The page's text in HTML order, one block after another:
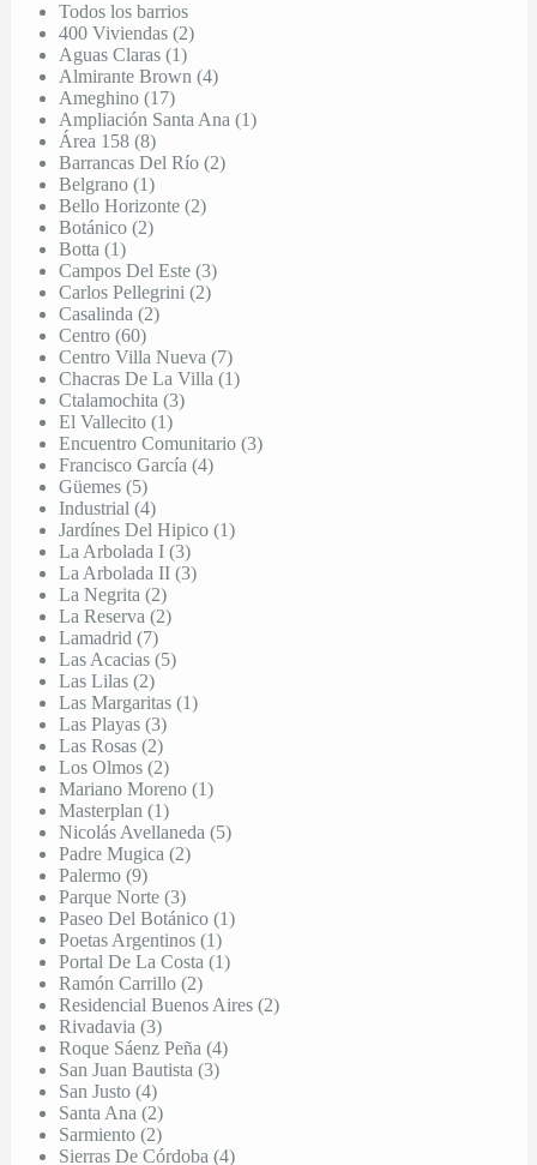
Todos los barrios
400 Viviendas (2)
Aguas Claras (1)
Almirante Brown (4)
Ameghino (17)
Ampliación Santa Ana (1)
Área 158 (8)
Barrancas Del Río (2)
Belgrano (1)
Bello Horizonte (2)
Botánico (2)
Botta (1)
Campos Del Este (3)
Carlos Pellegrini (2)
Casalinda (2)
Centro (60)
Centro Villa Nueva (7)
Chacras De La Villa (1)
Ctalamochita (3)
El Vallecito (1)
Encuentro Comunitario (3)
Francisco García (4)
Güemes (5)
Industrial (4)
Jardínes Del Hipico (1)
La Arbolada I (3)
La Arbolada II (3)
La Negrita (2)
La Reserva (2)
Lamadrid (7)
Las Acacias (5)
Las Lilas (2)
Las Margaritas (1)
Las Playas (3)
Las Rosas (2)
Los Olmos (2)
Mariano Moreno (1)
Masterplan (1)
Nicolás Avellaneda (5)
Padre Mugica (2)
Palermo (9)
Parque Norte (3)
Paseo Del Botánico (1)
Poetas Argentinos (1)
Portal De La Costa (1)
Ramón Carrillo (2)
Residencial Buenos Aires (2)
Rivadavia (3)
Roque Sáenz Peña (4)
San Juan Bautista (3)
San Justo (4)
Santa Ana (2)
Sarmiento (2)
Sierras De Córdoba (4)